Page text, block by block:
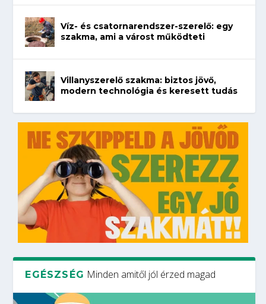
Víz- és csatornarendszer-szerelő: egy
szakma, ami a várost működteti
Villanyszerelő szakma: biztos jövő,
modern technológia és keresett tudás
EGÉSZSÉG Minden amitől jól érzed magad